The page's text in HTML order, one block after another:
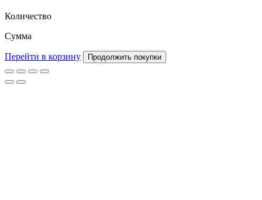
Количество
Сумма
Перейти в корзину Продолжить покупки